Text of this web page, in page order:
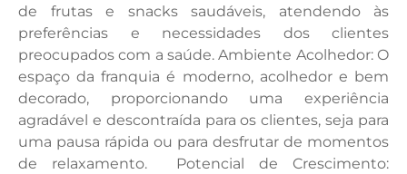
de frutas e snacks saudáveis, atendendo às
preferências e necessidades dos clientes
preocupados com a saúde. Ambiente Acolhedor: O
espaço da franquia é moderno, acolhedor e bem
decorado, proporcionando uma experiência
agradável e descontraída para os clientes, seja para
uma pausa rápida ou para desfrutar de momentos
de relaxamento. Potencial de Crescimento: